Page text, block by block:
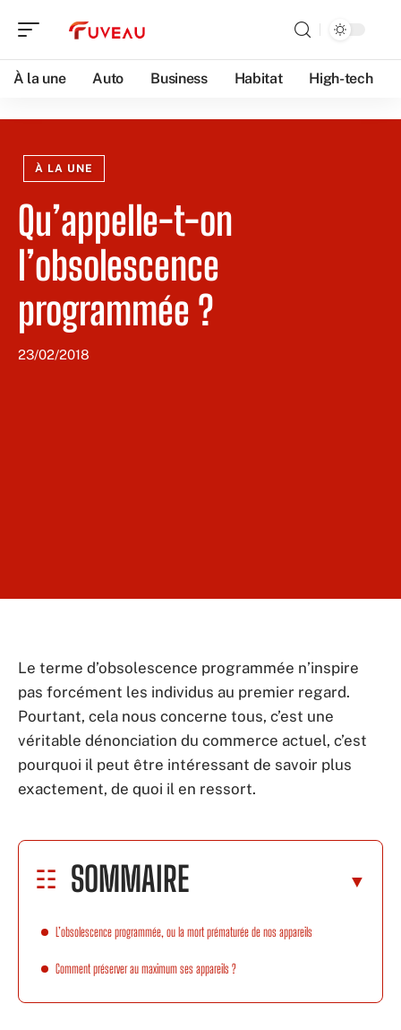
À la une Auto Business Habitat High-tech
À LA UNE
Qu’appelle-t-on
l’obsolescence
programmée ?
23/02/2018
Le terme d’obsolescence programmée n’inspire
pas forcément les individus au premier regard.
Pourtant, cela nous concerne tous, c’est une
véritable dénonciation du commerce actuel, c’est
pourquoi il peut être intéressant de savoir plus
exactement, de quoi il en ressort.
SOMMAIRE
L’obsolescence programmée, ou la mort prématurée de nos appareils
Comment préserver au maximum ses appareils ?